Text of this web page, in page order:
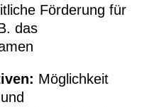
Förderung für
das
Möglichkeit